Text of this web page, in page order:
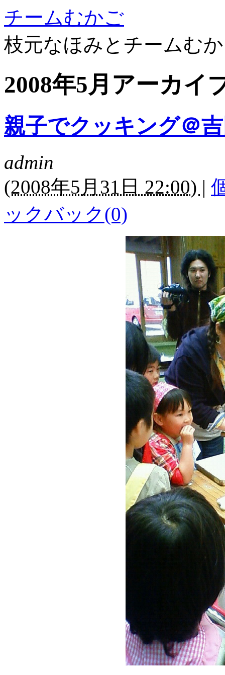
チームむかご
枝元なほみとチームむ
2008年5月アーカイ
親子でクッキング＠
admin
(2008年5月31日 22:00) |
ックバック(0)